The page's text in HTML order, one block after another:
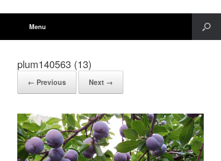
Menu
plum140563 (13)
← Previous Next →